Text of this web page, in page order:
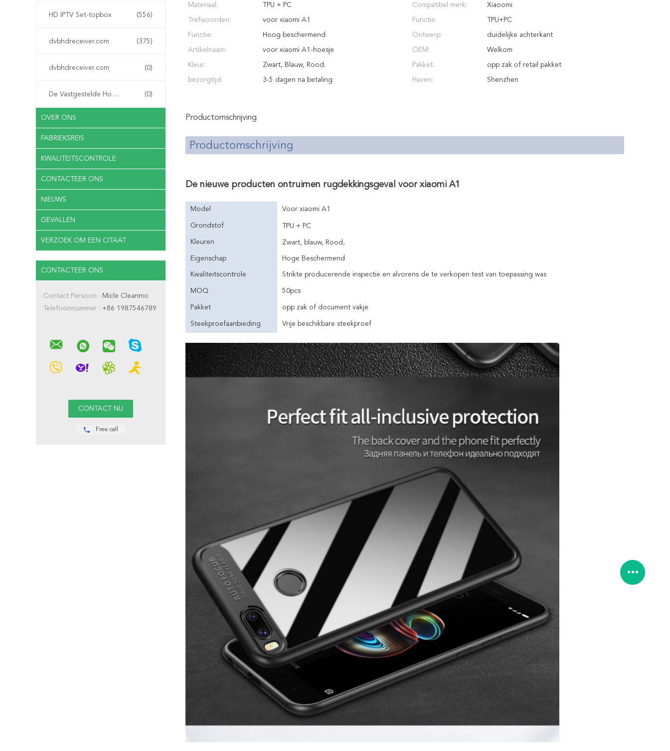
HD IPTV Set-topbox (556)
dvbhdreceiver.com (375)
dvbhdreceiver.com (0)
De Vastgestelde Hoogste Doos van IPTV (0)
OVER ONS
FABRIEKSREIS
KWALITEITSCONTROLE
CONTACTEER ONS
NIEUWS
GEVALLEN
VERZOEK OM EEN CITAAT
CONTACTEER ONS
Contact Persoon : Micle Cleanmo
Telefoonnummer : +86 1987546789
Free call
Materiaal: TPU + PC Compatibel merk: Xiaoomi
Trefwoorden: voor xiaomi A1 Functie: TPU+PC
Functie: Hoog beschermend Ontwerp: duidelijke achterkant
Artikelnaam: voor xiaomi A1-hoesje OEM: Welkom
Kleur: Zwart, Blauw, Rood. Pakket: opp zak of retail pakket
bezorgtijd: 3-5 dagen na betaling Haven: Shenzhen
Productomschrijving
Productomschrijving
De nieuwe producten ontruimen rugdekkingsgeval voor xiaomi A1
Model Voor xiaomi A1
Grondstof TPU + PC
Kleuren Zwart, blauw, Rood,
Eigenschap Hoge Beschermend
Kwaliteitscontrole Strikte producerende inspectie en alvorens de te verkopen test van toepassing was
MOQ 50pcs
Pakket opp zak of document vakje
Steekproefaanbieding Vrije beschikbare steekproef